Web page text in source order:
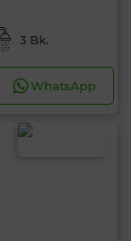
3 Bk.
WhatsApp